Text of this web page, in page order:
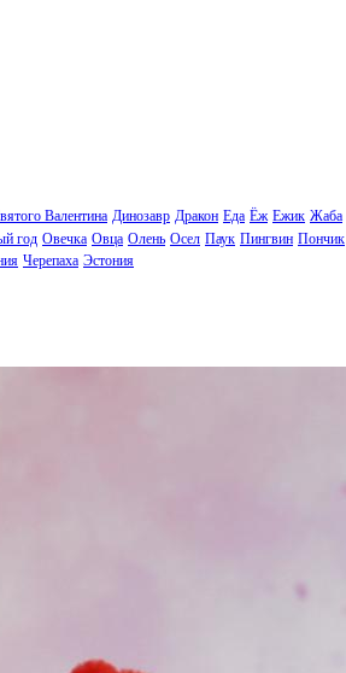
Валентина Динозавр Дракон Еда Ёж Ежик Жаба
год Овечка Овца Олень Осел Паук Пингвин Пончик
Черепаха Эстония